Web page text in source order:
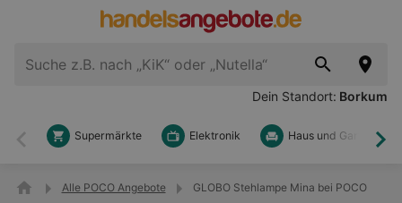
Dein Standort: Borkum
Zurück
Supermärkte Elektronik Haus und Garten
Alle POCO Angebote GLOBO Stehlampe Mina bei POCO